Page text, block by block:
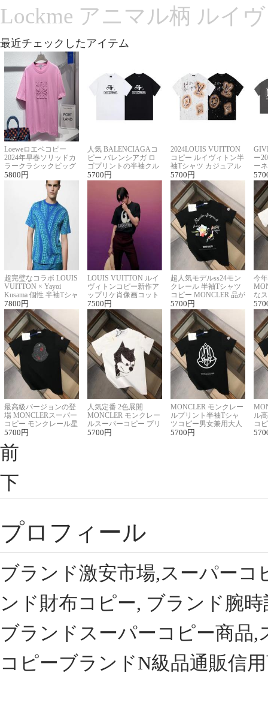
Lockme アニマル柄 ルイ
最近チェックしたアイテム
Loeweロエベコピー
2024年早春ソリッドカ
ラークラシックビッグ
ロゴ刺繍Tシャツ
5800 円
人気 BALENCIAGAコ
ピー バレンシアガ ロ
ゴプリントの半袖クル
ーネックTシャツ
5700 円
2024LOUIS VUITTON
コピー ルイヴィトン半
袖Tシャツ カジュアル
に馴染む 2色展開
5700 円
ー
ー
ー
超完璧なコラボ LOUIS
VUITTON × Yayoi
Kusama 個性 半袖Tシャ
ツコピー男女兼用
7800 円
LOUIS VUITTON ルイ
ヴィトンコピー新作ア
ップリケ肖像画コット
ンニット半袖Tシャツ
7500 円
超人気モデルss24モン
クレール 半袖Tシャツ
コピー MONCLER 品が
良く見た目
5700 円
今
な
ル
最高級バージョンの登
場 MONCLERスーパー
コピー モンクレール星
座半袖Tシャツ
5700 円
人気定番 2色展開
MONCLER モンクレー
ルスーパーコピー プリ
ント半袖Tシャツ
5700 円
MONCLER モンクレー
ルプリント半袖Tシャ
ツコピー男女兼用大人
可愛い春夏コーデ
5700 円
ル
コ
ィ
前
下
プロフィール
ブランド激安市場,スーパー
ンド財布コピー, ブランド腕
ブランドスーパーコピー商品
コピーブランドN級品通販信